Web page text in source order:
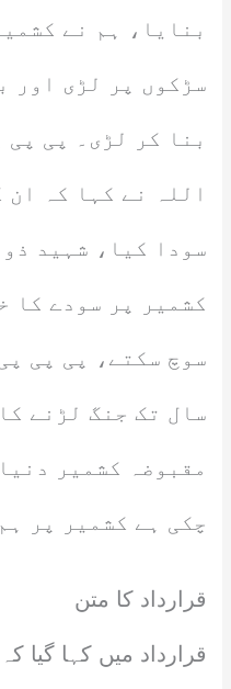
بنایا، ہم نے
سڑکوں پر لڑی اور
بنا کر لڑی۔ پی
اللہ نے کہا کہ ان
سودا کیا، شہید
کشمیر پر سودے کا
سوچ سکتے، پی پی
سال تک جنگ لڑنے
مقبوضہ کشمیر
چکی ہے کشمیر پر
قرارداد کا متن
قرارداد میں کہا گیا